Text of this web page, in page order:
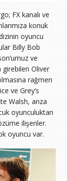
FX kanalı ve
konuk
oyuncu
Billy Bob
ve
girebilen Oliver
rağmen
ve Grey’s
Walsh, arıza
oyunculuktan
ilişenler.
oyuncu var.